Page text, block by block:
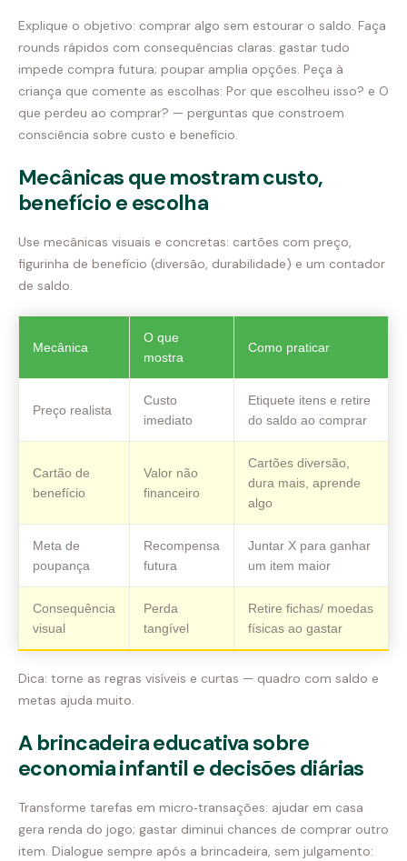
Explique o objetivo: comprar algo sem estourar o saldo. Faça
rounds rápidos com consequências claras: gastar tudo
impede compra futura; poupar amplia opções. Peça à
criança que comente as escolhas: Por que escolheu isso? e O
que perdeu ao comprar? — perguntas que constroem
consciência sobre custo e benefício.
Mecânicas que mostram custo,
benefício e escolha
Use mecânicas visuais e concretas: cartões com preço,
figurinha de benefício (diversão, durabilidade) e um contador
de saldo.
Mecânica
O que
mostra
Como praticar
Preço realista
Custo
imediato
Etiquete itens e retire
do saldo ao comprar
Cartão de
benefício
Valor não
financeiro
Cartões diversão,
dura mais, aprende
algo
Meta de
poupança
Recompensa
futura
Juntar X para ganhar
um item maior
Consequência
visual
Perda
tangível
Retire fichas/ moedas
físicas ao gastar
Dica: torne as regras visíveis e curtas — quadro com saldo e
metas ajuda muito.
A brincadeira educativa sobre
economia infantil e decisões diárias
Transforme tarefas em micro‑transações: ajudar em casa
gera renda do jogo; gastar diminui chances de comprar outro
item. Dialogue sempre após a brincadeira, sem julgamento: